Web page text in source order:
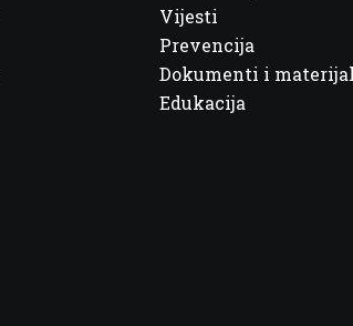
Vijesti
Prevencija
Dokumenti i
Edukacija